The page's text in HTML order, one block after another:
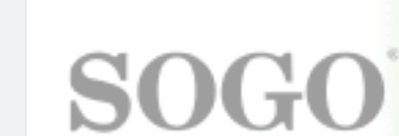
INICIO
EMPRESAS